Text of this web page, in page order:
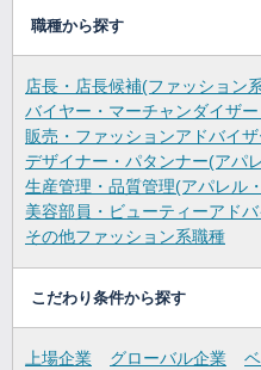
職種から探す
店長・店長候補(ファッション
バイヤー・マーチャンダイザ
販売・ファッションアドバイ
デザイナー・パタンナー(アパ
生産管理・品質管理(アパレル
美容部員・ビューティーアド
その他ファッション系職種
こだわり条件から探す
上場企業 グローバル企業